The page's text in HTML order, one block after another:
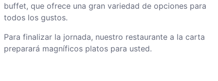
buffet, que ofrece una gran variedad de opciones para
todos los gustos.
Para finalizar la jornada, nuestro restaurante a la carta
preparará magníficos platos para usted.